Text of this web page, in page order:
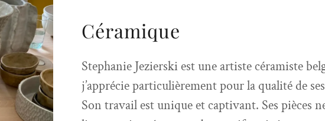
Céramique
Stephanie Jezierski est une artiste céramiste
j’apprécie particulièrement pour la qualité de
Son travail est unique et captivant. Ses pièces